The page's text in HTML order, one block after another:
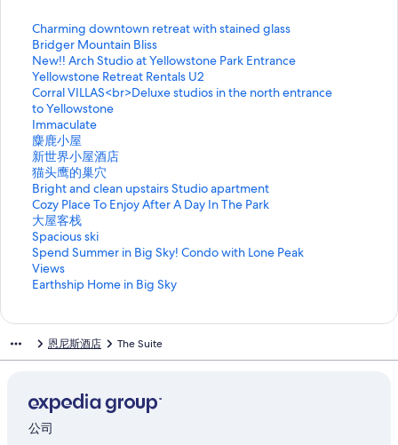
Charming downtown retreat with stained glass
打
开
C
h
a
r
m
i
n
g
d
o
w
n
t
o
w
r
a
t
w
Bridger Mountain Bliss
打
开
B
r
i
d
g
e
r
M
o
u
n
t
a
i
s
页
面
的
New!! Arch Studio at Yellowstone Park Entrance
打
开
N
e
w
!
!
A
r
c
h
S
t
u
d
Y
l
l
o
Yellowstone Retreat Rentals U2
打
开
Y
e
l
l
o
w
s
t
o
n
e
R
e
a
R
e
n
Corral VILLAS<br>Deluxe studios in the north entrance
to Yellowstone
打
开
C
o
r
r
a
l
V
I
L
L
A
>
e
l
u
Immaculate
打
开
I
m
m
a
c
u
l
a
t
的
链
麋鹿小屋
打
开
麋
鹿
小
屋
页
面
的
链
新世界小屋酒店
打
开
新
世
界
小
屋
酒
店
链
接
猫头鹰的巢穴
打
开
猫
头
鹰
的
巢
穴
链
接
Bright and clean upstairs Studio apartment
打
开
B
r
i
g
h
d
c
e
a
n
Cozy Place To Enjoy After A Day In The Park
打
开
C
o
z
y
e
o
E
n
大屋客栈
打
开
大
屋
客
的
链
Spacious ski
打
开
S
p
o
u
s
k
i
Spend Summer in Big Sky! Condo with Lone Peak
Views
打
开
S
d
S
m
m
e
Earthship Home in Big Sky
打
t
s
h
i
恩尼斯酒店 The Suite
公司